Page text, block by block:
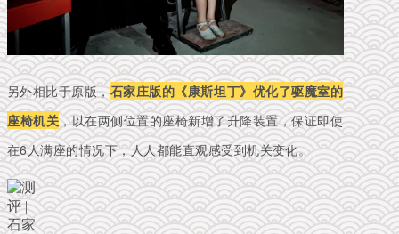
另外相比于原版，石家庄版的 《康斯坦丁》 优化了驱魔室的
座椅机关，以在两侧位置的座椅新增了升降装置，保证即使
在6人满座的情况下，人人都能直观感受到机关变化。